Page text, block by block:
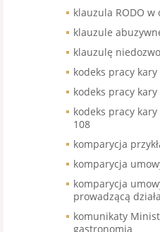
klauzula RODO w
klauzule
klauzulę
kodeks pracy
kodeks pracy
kodeks pracy
108
komparycja
komparycja
komparycja
prowadzącą
komunikaty
gastronomia